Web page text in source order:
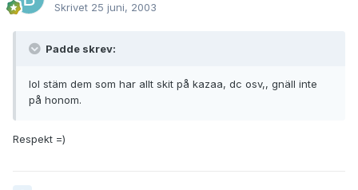
Skrivet 25 juni, 2003
Padde skrev:
lol stäm dem som har allt skit på kazaa, dc osv,, gnäll inte
på honom.
Respekt =)